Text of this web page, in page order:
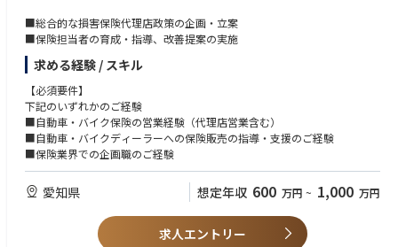
■総合的な損害保険代理店政策の企画・立案
■保険担当者の育成・指導、改善提案の実施
求める経験 / スキル
【必須要件】
下記のいずれかのご経験
■自動車・バイク保険の営業経験（代理店営業含む）
■自動車・バイクディーラーへの保険販売の指導・支援のご経験
■保険業界での企画職のご経験
愛知県 想定年収 600 万円 ~ 1,000 万円
求人エントリー